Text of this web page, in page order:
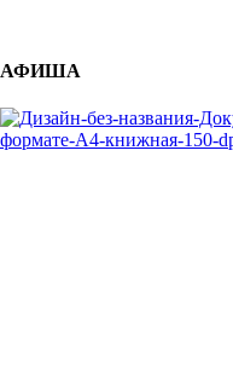
АФИША